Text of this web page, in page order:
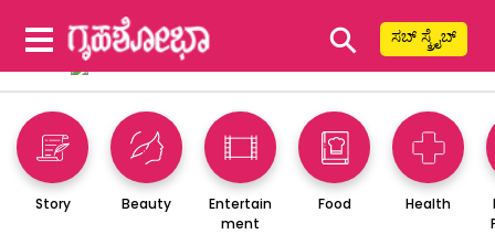
⚲ ಸಬ್ ಸ್ಕ್ರೈಬ್
Story Beauty
Entertain
ment
Food Health